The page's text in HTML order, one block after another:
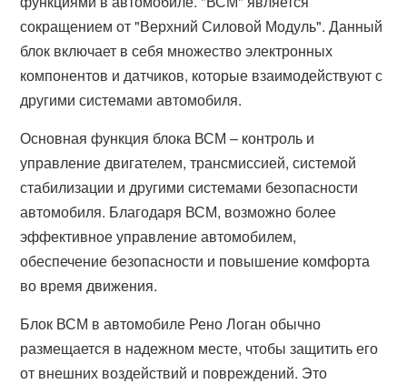
сокращением от "Верхний Силовой Модуль". Данный
блок включает в себя множество электронных
компонентов и датчиков, которые взаимодействуют с
другими системами автомобиля.
Основная функция блока ВСМ – контроль и
управление двигателем, трансмиссией, системой
стабилизации и другими системами безопасности
автомобиля. Благодаря ВСМ, возможно более
эффективное управление автомобилем,
обеспечение безопасности и повышение комфорта
во время движения.
Блок ВСМ в автомобиле Рено Логан обычно
размещается в надежном месте, чтобы защитить его
от внешних воздействий и повреждений. Это